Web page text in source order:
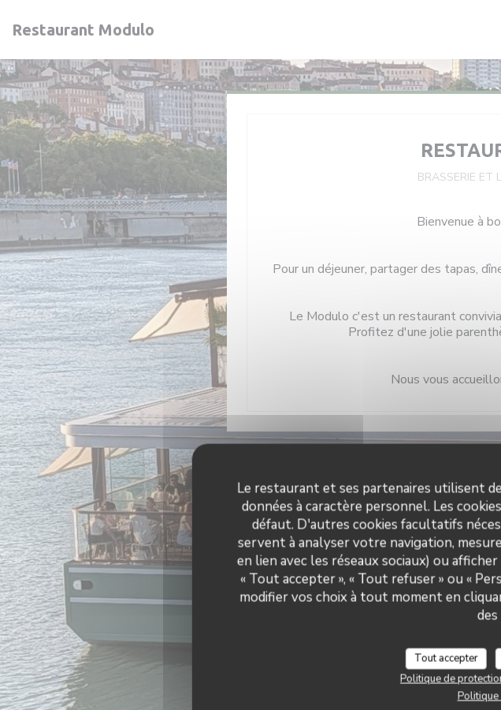
Le restaurant et ses partenaires utilisent
données à caractère personnel. Les
défaut. D'autres cookies facultatifs
servent à analyser votre navigation,
en lien avec les réseaux sociaux) ou
« Tout accepter », « Tout refuser » ou «
modifier vos choix à tout moment en
Tout accepter
Politique de
Politique
Restaurant Modulo
BRASSERIE ET
Bienvenue à
Pour un déjeuner, partager des tapas,
Le Modulo c'est un restaurant
Profitez d'une jolie
Nous vous
Infos pratiques
Cuisine
Cuisine d'été, Produits frais, Fait maison
Type de restaurant
Brasserie et lieu d'événements, Péniche
restaurant, Brasserie
mobilité réduite, Terrasse, Wifi
Moyens de paiement
Chèques Vacances, Titres restaurant, Carte Bleue,